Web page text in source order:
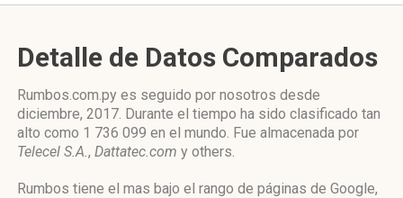
Detalle de Datos Comparados
Rumbos.com.py es seguido por nosotros desde
diciembre, 2017. Durante el tiempo ha sido clasificado tan
alto como 1 736 099 en el mundo. Fue almacenada por
Telecel S.A., Dattatec.com y others.
Rumbos tiene el mas bajo el rango de páginas de Google,